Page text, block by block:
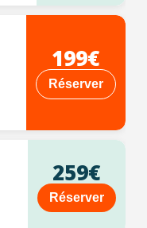
199€
Réserver
259€
Réserver